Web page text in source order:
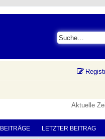
Aktuelle
BEITRÄGE LETZTER BEITRAG